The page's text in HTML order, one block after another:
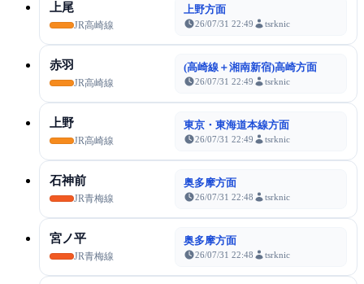
上尾
JR高崎線
上野方面
26/07/31 22:49 tsrknic
赤羽
JR高崎線
(高崎線＋湘南新宿)高崎方面
26/07/31 22:49 tsrknic
上野
JR高崎線
東京・東海道本線方面
26/07/31 22:49 tsrknic
石神前
JR青梅線
奥多摩方面
26/07/31 22:48 tsrknic
宮ノ平
JR青梅線
奥多摩方面
26/07/31 22:48 tsrknic